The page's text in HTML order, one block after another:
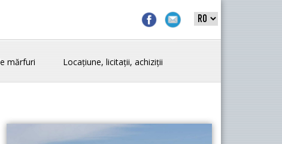
mărfuri Locațiune, licitații, achiziții